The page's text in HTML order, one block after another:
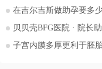
在吉尔吉斯做助孕要多少钱？2026比什凯克费用全公开，拒绝
贝贝壳BFG医院 · 院长助孕会（
子宫内膜多厚更利于胚胎着